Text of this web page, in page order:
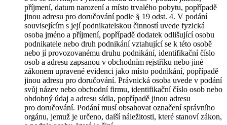
příjmení, datum narození a místo trvalého pobytu, popřípadě
jinou adresu pro doručování podle § 19 odst. 4. V podání
souvisejícím s její podnikatelskou činností uvede fyzická
osoba jméno a příjmení, popřípadě dodatek odlišující osobu
podnikatele nebo druh podnikání vztahující se k této osobě
nebo jí provozovanému druhu podnikání, identifikační číslo
osob a adresu zapsanou v obchodním rejstříku nebo jiné
zákonem upravené evidenci jako místo podnikání, popřípadě
jinou adresu pro doručování. Právnická osoba uvede v podání
svůj název nebo obchodní firmu, identifikační číslo osob nebo
obdobný údaj a adresu sídla, popřípadě jinou adresu
pro doručování. Podání musí obsahovat označení správního
orgánu, jemuž je určeno, další náležitosti, které stanoví zákon,